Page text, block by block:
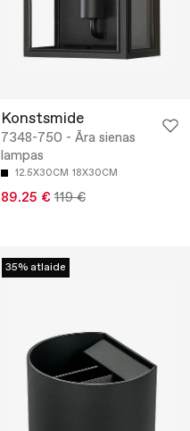
Konstsmide
7348-750 - Āra sienas
lampas
12.5X30CM 18X30CM
89.25 € 119 €
35% atlaide